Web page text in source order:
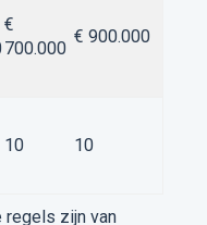
€
700.000
€ 900.000
10 10
regels zijn van